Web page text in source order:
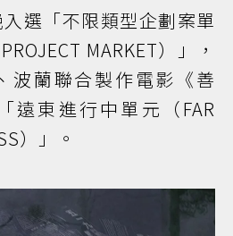
選「不限類型企劃案單
MARKET）」，
波蘭聯合製作電影《善
遠東進行中單元（FAR
）」。